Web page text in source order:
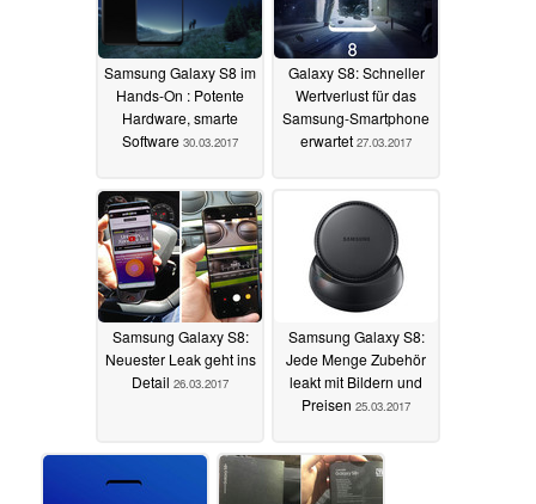
Samsung Galaxy S8 im
Hands-On : Potente
Hardware, smarte
Software 30.03.2017
Galaxy S8: Schneller
Wertverlust für das
Samsung-Smartphone
erwartet 27.03.2017
Samsung Galaxy S8:
Neuester Leak geht ins
Detail 26.03.2017
Samsung Galaxy S8:
Jede Menge Zubehör
leakt mit Bildern und
Preisen 25.03.2017